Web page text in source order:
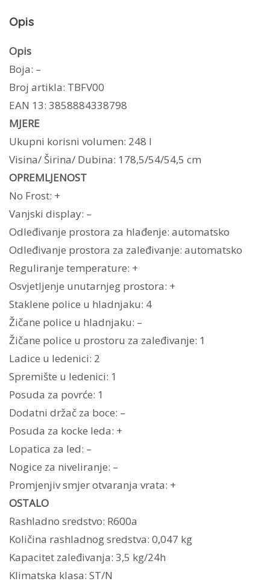
količina
Opis
Opis
Boja: –
Broj artikla: TBFV00
EAN 13: 3858884338798
MJERE
Ukupni korisni volumen: 248 l
Visina/ Širina/ Dubina: 178,5/54/54,5 cm
OPREMLJENOST
No Frost: +
Vanjski display: –
Odleđivanje prostora za hlađenje: automatsko
Odleđivanje prostora za zaleđivanje: automatsko
Reguliranje temperature: +
Osvjetljenje unutarnjeg prostora: +
Staklene police u hladnjaku: 4
Žičane police u hladnjaku: –
Žičane police u prostoru za zaleđivanje: 1
Ladice u ledenici: 2
Spremište u ledenici: 1
Posuda za povrće: 1
Dodatni držač za boce: –
Posuda za kocke leda: +
Lopatica za led: –
Nogice za niveliranje: –
Promjenjiv smjer otvaranja vrata: +
OSTALO
Rashladno sredstvo: R600a
Količina rashladnog sredstva: 0,047 kg
Kapacitet zaleđivanja: 3,5 kg/24h
Klimatska klasa: ST/N